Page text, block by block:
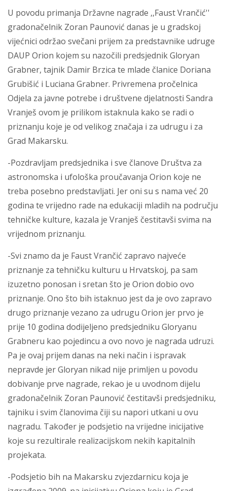
U povodu primanja Državne nagrade ,,Faust Vrančić''
gradonačelnik Zoran Paunović danas je u gradskoj
vijećnici održao svečani prijem za predstavnike udruge
DAUP Orion kojem su nazočili predsjednik Gloryan
Grabner, tajnik Damir Brzica te mlade članice Doriana
Grubišić i Luciana Grabner. Privremena pročelnica
Odjela za javne potrebe i društvene djelatnosti Sandra
Vranješ ovom je prilikom istaknula kako se radi o
priznanju koje je od velikog značaja i za udrugu i za
Grad Makarsku.
-Pozdravljam predsjednika i sve članove Društva za
astronomska i ufološka proučavanja Orion koje ne
treba posebno predstavljati. Jer oni su s nama već 20
godina te vrijedno rade na edukaciji mladih na području
tehničke kulture, kazala je Vranješ čestitavši svima na
vrijednom priznanju.
-Svi znamo da je Faust Vrančić zapravo najveće
priznanje za tehničku kulturu u Hrvatskoj, pa sam
izuzetno ponosan i sretan što je Orion dobio ovo
priznanje. Ono što bih istaknuo jest da je ovo zapravo
drugo priznanje vezano za udrugu Orion jer prvo je
prije 10 godina dodijeljeno predsjedniku Gloryanu
Grabneru kao pojedincu a ovo novo je nagrada udruzi.
Pa je ovaj prijem danas na neki način i ispravak
nepravde jer Gloryan nikad nije primljen u povodu
dobivanje prve nagrade, rekao je u uvodnom dijelu
gradonačelnik Zoran Paunović čestitavši predsjedniku,
tajniku i svim članovima čiji su napori utkani u ovu
nagradu. Također je podsjetio na vrijedne inicijative
koje su rezultirale realizacijskom nekih kapitalnih
projekata.
-Podsjetio bih na Makarsku zvjezdarnicu koja je